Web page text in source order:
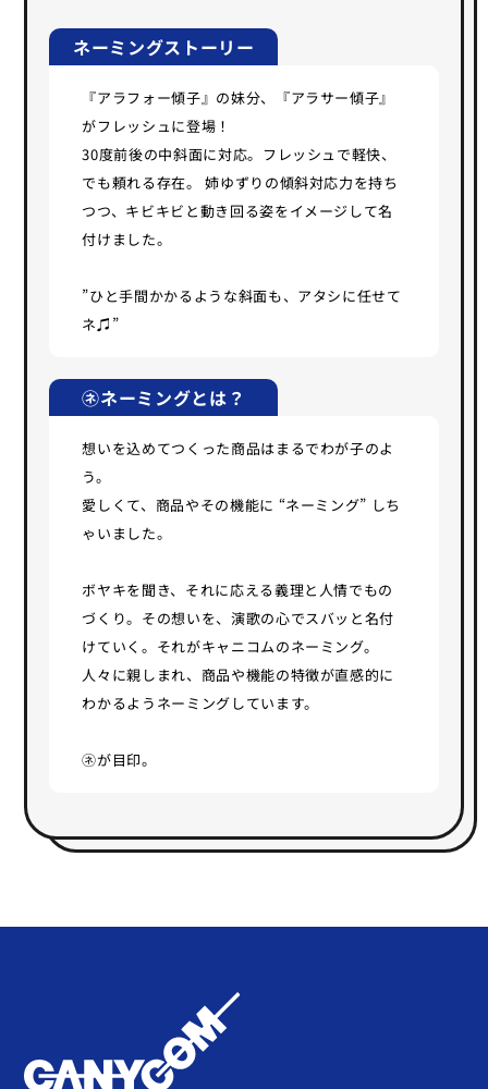
ネーミングストーリー
『アラフォー傾子』の妹分、『アラサー傾子』
がフレッシュに登場！
30度前後の中斜面に対応。フレッシュで軽快、
でも頼れる存在。 姉ゆずりの傾斜対応力を持ち
つつ、キビキビと動き回る姿をイメージして名
付けました。
”ひと手間かかるような斜面も、アタシに任せて
ネ♫”
㋧ネーミングとは？
想いを込めてつくった商品はまるでわが子のよ
う。
愛しくて、商品やその機能に “ネーミング” しち
ゃいました。
ボヤキを聞き、それに応える義理と人情でもの
づくり。その想いを、演歌の心でスバッと名付
けていく。それがキャニコムのネーミング。
人々に親しまれ、商品や機能の特徴が直感的に
わかるようネーミングしています。
㋧が目印。